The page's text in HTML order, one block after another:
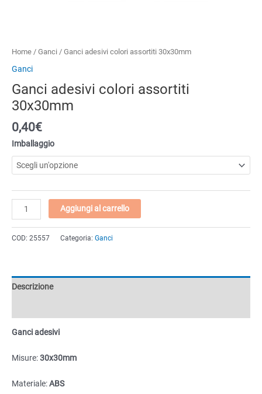
Home / Ganci / Ganci adesivi colori assortiti 30x30mm
Ganci
Ganci adesivi colori assortiti
30x30mm
0,40€
Imballaggio
Ganci
adesivi
colori
assortiti
Aggiungi al carrello
COD: 25557 Categoria: Ganci
Descrizione
Ganci adesivi
Misure:30x30mm
Materiale:ABS